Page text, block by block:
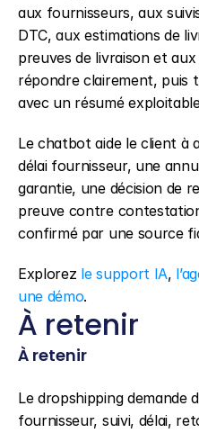
aux fournisseurs, aux
DTC, aux estimations de
preuves de livraison et
répondre clairement, puis
avec un résumé
Le chatbot aide le client à
délai fournisseur, une
garantie, une décision de
preuve contre
confirmé par une source
Explorez le support IA,
une démo.
À retenir
À retenir
Le dropshipping demande
fournisseur, suivi, délai,